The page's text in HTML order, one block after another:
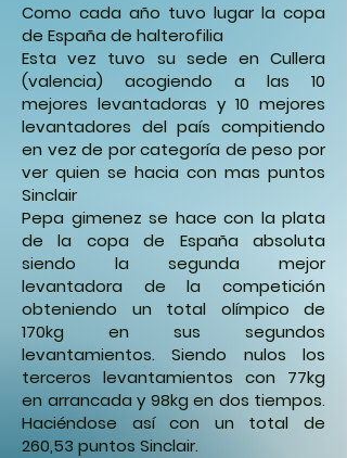
Como cada año tuvo lugar la copa
de España de halterofilia
Esta vez tuvo su sede en Cullera
(valencia) acogiendo a las 10
mejores levantadoras y 10 mejores
levantadores del país compitiendo
en vez de por categoría de peso por
ver quien se hacia con mas puntos
Sinclair
Pepa gimenez se hace con la plata
de la copa de España absoluta
siendo la segunda mejor
levantadora de la competición
obteniendo un total olímpico de
170kg en sus segundos
levantamientos. Siendo nulos los
terceros levantamientos con 77kg
en arrancada y 98kg en dos tiempos.
Haciéndose así con un total de
260,53 puntos Sinclair.